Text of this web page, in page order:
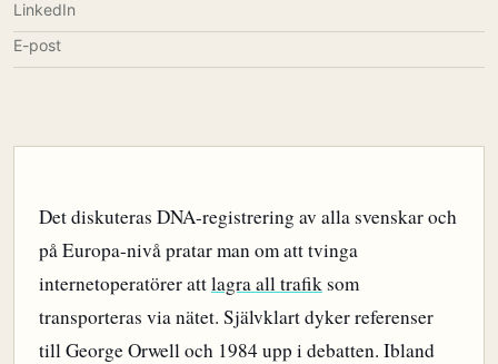
Det diskuteras DNA-registrering av alla svenskar och
på Europa-nivå pratar man om att tvinga
internetoperatörer attlagra all trafik som
transporteras via nätet. Självklart dyker referenser
till George Orwell och 1984 upp i debatten. Ibland
LinkedIn
E-post